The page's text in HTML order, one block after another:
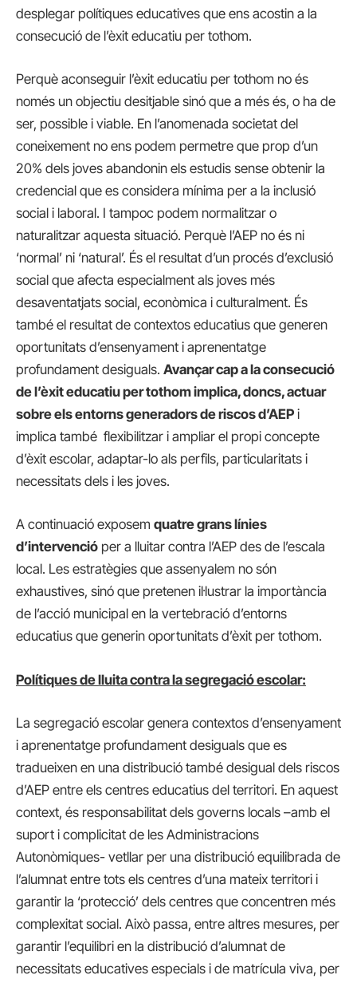
desplegar polítiques educatives que ens acostin a la
consecució de l’èxit educatiu per tothom.
Perquè aconseguir l’èxit educatiu per tothom no és
només un objectiu desitjable sinó que a més és, o ha de
ser, possible i viable. En l’anomenada societat del
coneixement no ens podem permetre que prop d’un
20% dels joves abandonin els estudis sense obtenir la
credencial que es considera mínima per a la inclusió
social i laboral. I tampoc podem normalitzar o
naturalitzar aquesta situació. Perquè l’AEP no és ni
‘normal’ ni ‘natural’. És el resultat d’un procés d’exclusió
social que afecta especialment als joves més
desaventatjats social, econòmica i culturalment. És
també el resultat de contextos educatius que generen
oportunitats d’ensenyament i aprenentatge
profundament desiguals. Avançar cap a la consecució
de l’èxit educatiu per tothom implica, doncs, actuar
sobre els entorns generadors de riscos d’AEP i
implica també flexibilitzar i ampliar el propi concepte
d’èxit escolar, adaptar-lo als perfils, particularitats i
necessitats dels i les joves.
A continuació exposem quatre grans línies
d’intervenció per a lluitar contra l’AEP des de l’escala
local. Les estratègies que assenyalem no són
exhaustives, sinó que pretenen il·lustrar la importància
de l’acció municipal en la vertebració d’entorns
educatius que generin oportunitats d’èxit per tothom.
Polítiques de lluita contra la segregació escolar:
La segregació escolar genera contextos d’ensenyament
i aprenentatge profundament desiguals que es
tradueixen en una distribució també desigual dels riscos
d’AEP entre els centres educatius del territori. En aquest
context, és responsabilitat dels governs locals –amb el
suport i complicitat de les Administracions
Autonòmiques- vetllar per una distribució equilibrada de
l’alumnat entre tots els centres d’una mateix territori i
garantir la ‘protecció’ dels centres que concentren més
complexitat social. Això passa, entre altres mesures, per
garantir l’equilibri en la distribució d’alumnat de
necessitats educatives especials i de matrícula viva, per